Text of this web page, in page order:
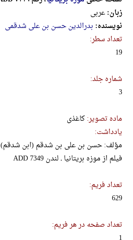
زبان:عربی
نویسنده: بدرالدین حسن‌ بن‌ ‌علی‌ شدقمی
تعداد سطر:
19
شماره جلد:
3
ماده تصویر:کاغذی
یادداشت:
مؤلف: حسن بن علی بن شدقم (ابن شدقم)
فیلم از موزه بریتانیا ـ لندن ADD 7349
تعداد فریم:
629
تعداد صفحه در هر فریم: